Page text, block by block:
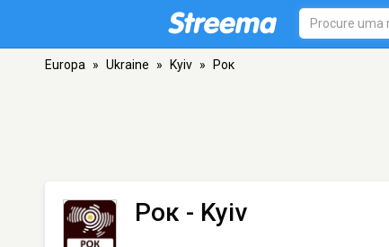
Europa » Ukraine » Kyiv » Рок
Рок - Kyiv